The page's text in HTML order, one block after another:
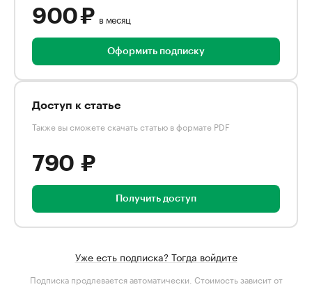
900 ₽ в месяц
Оформить подписку
Доступ к статье
Также вы сможете скачать статью в формате PDF
790 ₽
Получить доступ
Уже есть подписка? Тогда войдите
Подписка продлевается автоматически. Стоимость зависит от